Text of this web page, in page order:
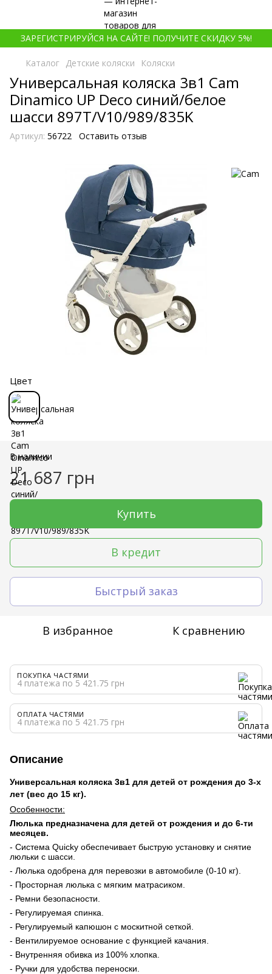
ЗАРЕГИСТРИРУЙСЯ НА САЙТЕ! ПОЛУЧИТЕ СКИДКУ 5%!
Каталог Детские коляски Коляски
Универсальная коляска 3в1 Cam
Dinamico UP Deco синий/белое
шасси 897T/V10/989/835K
Артикул: 56722 Оставить отзыв
Цвет
В наличии
21 687 грн
Купить
В кредит
Быстрый заказ
В избранное К сравнению
ПОКУПКА ЧАСТЯМИ
4 платежа по 5 421.75 грн
ОПЛАТА ЧАСТЯМИ
4 платежа по 5 421.75 грн
Описание
Универсальная коляска 3в1 для детей от рождения до 3-х
лет (вес до 15 кг).
Особенности:
Люлька предназначена для детей от рождения и до 6-ти
месяцев.
- Система Quicky обеспечивает быструю установку и снятие
люльки с шасси.
- Люлька одобрена для перевозки в автомобиле (0-10 кг).
- Просторная люлька с мягким матрасиком.
- Ремни безопасности.
- Регулируемая спинка.
- Регулируемый капюшон с москитной сеткой.
- Вентилируемое основание с функцией качания.
- Внутренняя обивка из 100% хлопка.
- Ручки для удобства переноски.